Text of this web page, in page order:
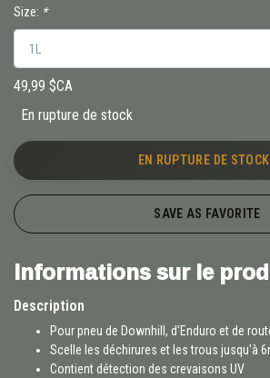
Size: *
49,99 $CA
En rupture de stock
EN RUPTURE DE STOCK
SAVE AS FAVORITE
Informations sur le
Description
Pour pneu de Downhill, d'Enduro et de
Scelle les déchirures et les trous jusqu'à
Contient détection des crevaisons UV